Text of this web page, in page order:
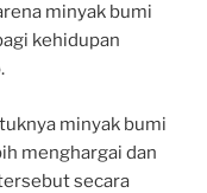
minyak bumi
kehidupan
minyak bumi
menghargai dan
secara